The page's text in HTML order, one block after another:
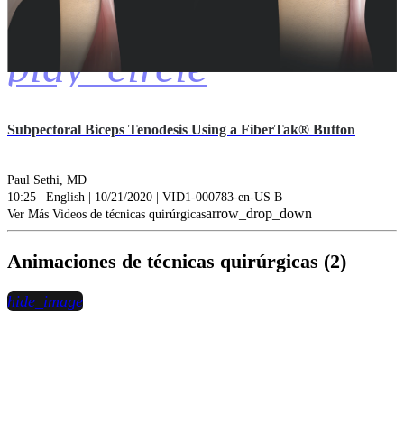
play_circle
Subpectoral Biceps Tenodesis Using a FiberTak® Button
Paul Sethi, MD
10:25 | English | 10/21/2020 | VID1-000783-en-US B
Ver Más Videos de técnicas quirúrgicasarrow_drop_down
Animaciones de técnicas quirúrgicas (2)
hide_image